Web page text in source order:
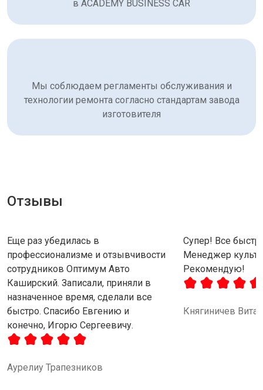
Отзывы
Еще раз убедилась в
профессионализме и отзывчивости
сотрудников Оптимум Авто
Каширский. Записали, приняли в
назначенное время, сделали все
быстро. Спасибо Евгению и
конечно, Игорю Сергеевичу.
Аурелиу Трапезников
Супер! Все
Менеджер
Рекомендую!
Княгиничев
в ACADEMY BUSINESS CAR
Мы соблюдаем регламенты обслуживания и
технологии ремонта согласно стандартам завода
изготовителя